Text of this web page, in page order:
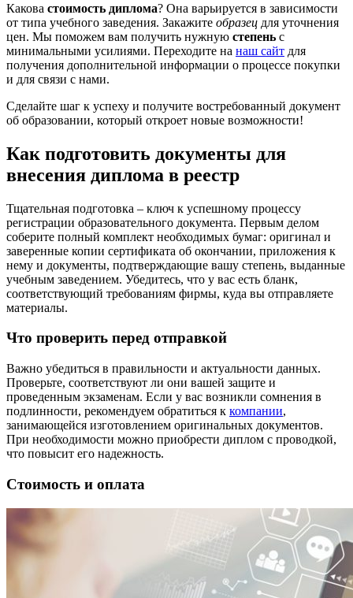
Какова стоимость диплома? Она варьируется в зависимости
от типа учебного заведения. Закажите образец для уточнения
цен. Мы поможем вам получить нужную степень с
минимальными усилиями. Переходите на наш сайт для
получения дополнительной информации о процессе покупки
и для связи с нами.
Сделайте шаг к успеху и получите востребованный документ
об образовании, который откроет новые возможности!
Как подготовить документы для
внесения диплома в реестр
Тщательная подготовка – ключ к успешному процессу
регистрации образовательного документа. Первым делом
соберите полный комплект необходимых бумаг: оригинал и
заверенные копии сертификата об окончании, приложения к
нему и документы, подтверждающие вашу степень, выданные
учебным заведением. Убедитесь, что у вас есть бланк,
соответствующий требованиям фирмы, куда вы отправляете
материалы.
Что проверить перед отправкой
Важно убедиться в правильности и актуальности данных.
Проверьте, соответствуют ли они вашей защите и
проведенным экзаменам. Если у вас возникли сомнения в
подлинности, рекомендуем обратиться к компании,
занимающейся изготовлением оригинальных документов.
При необходимости можно приобрести диплом с проводкой,
что повысит его надежность.
Стоимость и оплата